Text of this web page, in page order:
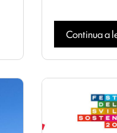
Continua a